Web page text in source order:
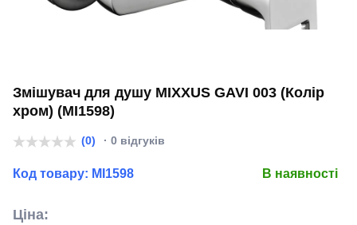
Змішувач для душу MIXXUS GAVI 003 (Колір
хром) (MI1598)
(0) · 0 відгуків
Код товару: MI1598 В наявності
Ціна: